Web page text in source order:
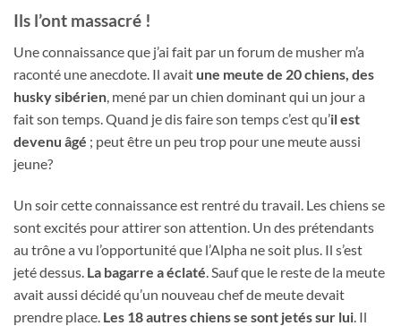
Ils l’ont massacré !
Une connaissance que j’ai fait par un forum de musher m’a
raconté une anecdote. Il avait une meute de 20 chiens, des
husky sibérien, mené par un chien dominant qui un jour a
fait son temps. Quand je dis faire son temps c’est qu’il est
devenu âgé ; peut être un peu trop pour une meute aussi
jeune?
Un soir cette connaissance est rentré du travail. Les chiens se
sont excités pour attirer son attention. Un des prétendants
au trône a vu l’opportunité que l’Alpha ne soit plus. Il s’est
jeté dessus. La bagarre a éclaté. Sauf que le reste de la meute
avait aussi décidé qu’un nouveau chef de meute devait
prendre place. Les 18 autres chiens se sont jetés sur lui. Il